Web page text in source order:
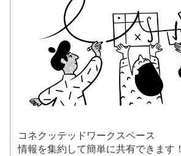
コネクッテッドワークスペース
情報を集約して簡単に共有できます！